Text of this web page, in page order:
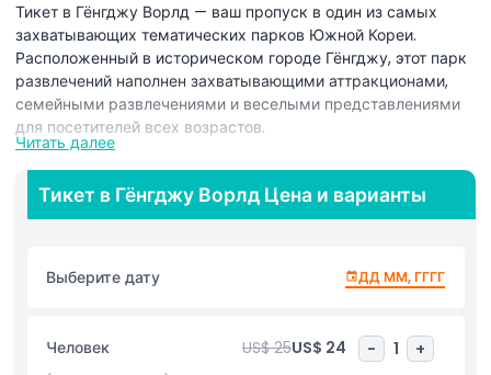
Тикет в Гёнгджу Ворлд — ваш пропуск в один из самых
захватывающих тематических парков Южной Кореи.
Расположенный в историческом городе Гёнгджу, этот парк
развлечений наполнен захватывающими аттракционами,
семейными развлечениями и веселыми представлениями
для посетителей всех возрастов.
С вашим тикетом в Гёнгджу Ворлд вы сможете испытать
высокоскоростные американские горки, захватывающие
водные горки и интерактивные аттракционы, которые
адреналиновый спуск, и Фараонов Гнев — захватывающий
Детской Зоной с мягкими аттракционами и яркими
игровыми площадками.
Читать далее
Тикет в Гёнгджу Ворлд Цена и варианты
Выберите дату ДД ММ, ГГГГ
Человек US$ 25US$ 24 - 1 +